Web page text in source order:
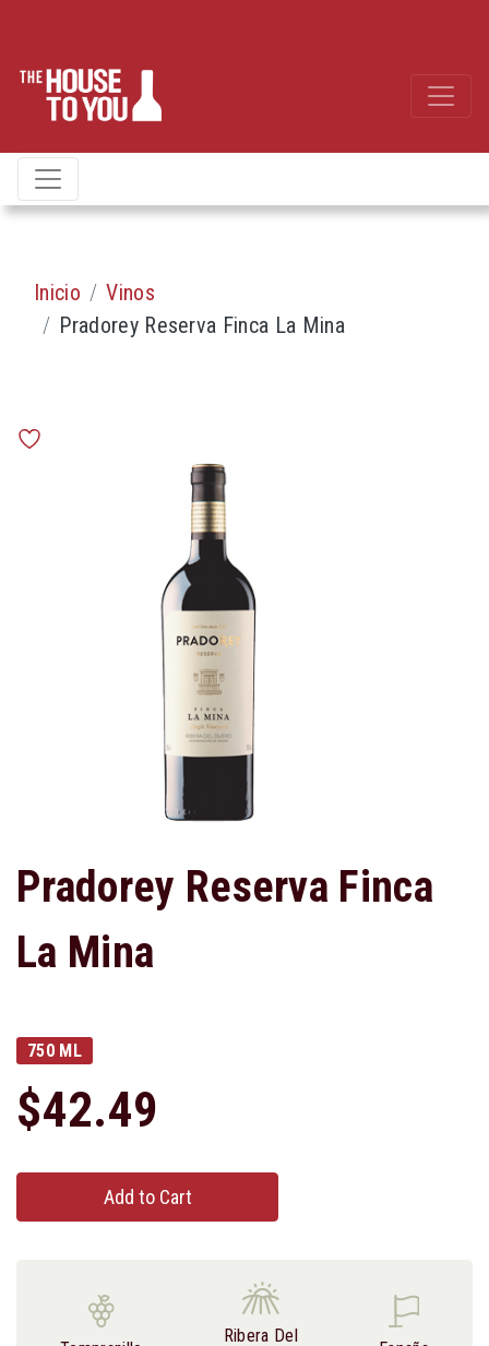
Inicio
Vinos
Pradorey Reserva Finca La Mina
Pradorey Reserva Finca
La Mina
750 ML
$42.49
Add to Cart
Ribera Del